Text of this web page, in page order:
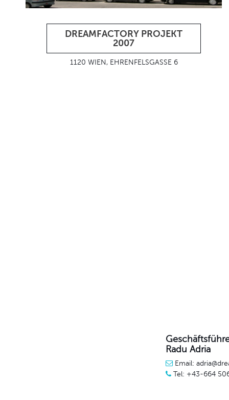
DREAMFACTORY PROJEKT
2007
1120 WIEN, EHRENFELSGASSE 6
Radu Adria
Email:
Tel: +43-664